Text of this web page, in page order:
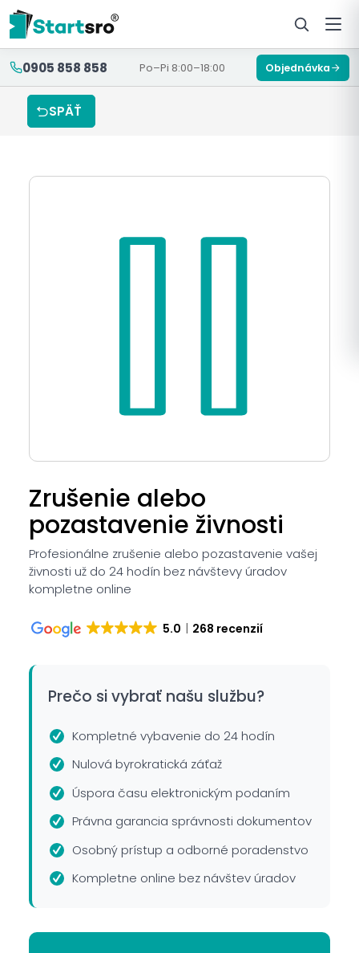
0905 858 858 Po–Pi 8:00–18:00 Objednávka
SPÄŤ
Zrušenie alebo
pozastavenie živnosti
Profesionálne zrušenie alebo pozastavenie vašej
živnosti už do 24 hodín bez návštevy úradov
kompletne online
5.0 268 recenzií
Prečo si vybrať našu službu?
Kompletné vybavenie do 24 hodín
Nulová byrokratická záťaž
Úspora času elektronickým podaním
Právna garancia správnosti dokumentov
Osobný prístup a odborné poradenstvo
Kompletne online bez návštev úradov